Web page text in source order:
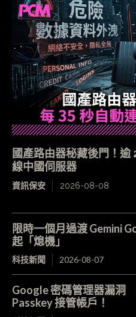
國產路由器秘藏後門！逾
線中國伺服器
資訊保安 2026-08-08
限時一個月過渡 Gemini
起「熄機」
科技新聞 2026-08-07
Google 密碼管理器漏洞
Passkey 接管帳戶！